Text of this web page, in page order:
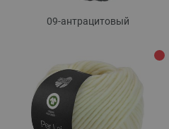
09-антрацитовый